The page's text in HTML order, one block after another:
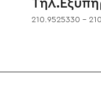
210.9525330 -